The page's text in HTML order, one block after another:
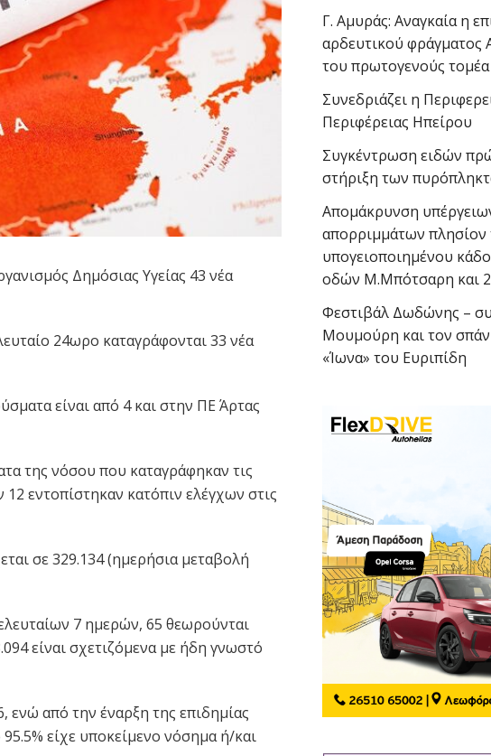
Δημόσιας Υγείας 43 νέα
24ωρο καταγράφονται 33 νέα
είναι από 4 και στην ΠΕ Άρτας
της νόσου που καταγράφηκαν τις
εντοπίστηκαν κατόπιν ελέγχων στις
σε 329.134 (ημερήσια μεταβολή
7 ημερών, 65 θεωρούνται
είναι σχετιζόμενα με ήδη γνωστό
ενώ από την έναρξη της επιδημίας
είχε υποκείμενο νόσημα ή/και
Γ. Αμυράς: Αναγκαία η
αρδευτικού φράγματος
του πρωτογενούς τομέα
Συνεδριάζει η
Περιφέρειας Ηπείρου
Συγκέντρωση ειδών
στήριξη των
Απομάκρυνση
απορριμμάτων πλησίον
υπογειοποιημένου
οδών Μ.Μπότσαρη και
Φεστιβάλ Δωδώνης –
Μουμούρη και τον
«Ίωνα» του Ευριπίδη